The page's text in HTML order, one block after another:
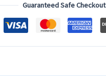
Guaranteed Safe Checkout